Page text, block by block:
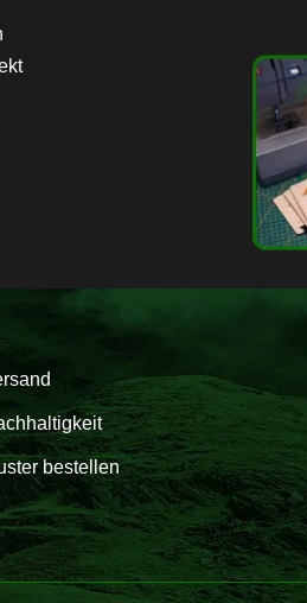
bestellen